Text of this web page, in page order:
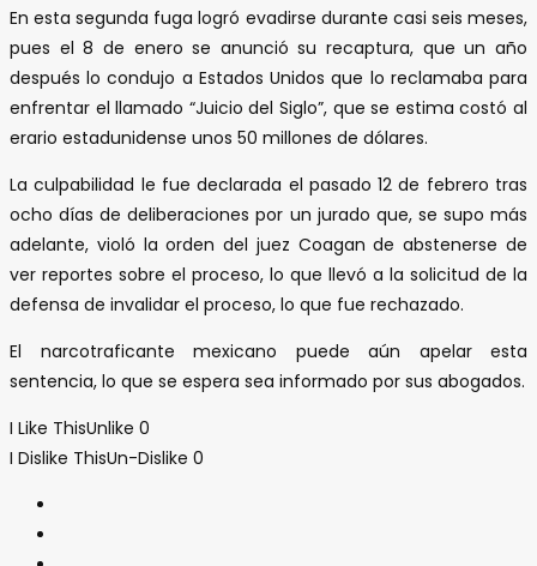
En esta segunda fuga logró evadirse durante casi seis meses,
pues el 8 de enero se anunció su recaptura, que un año
después lo condujo a Estados Unidos que lo reclamaba para
enfrentar el llamado “Juicio del Siglo”, que se estima costó al
erario estadunidense unos 50 millones de dólares.
La culpabilidad le fue declarada el pasado 12 de febrero tras
ocho días de deliberaciones por un jurado que, se supo más
adelante, violó la orden del juez Coagan de abstenerse de
ver reportes sobre el proceso, lo que llevó a la solicitud de la
defensa de invalidar el proceso, lo que fue rechazado.
El narcotraficante mexicano puede aún apelar esta
sentencia, lo que se espera sea informado por sus abogados.
I Like ThisUnlike 0
I Dislike ThisUn-Dislike 0